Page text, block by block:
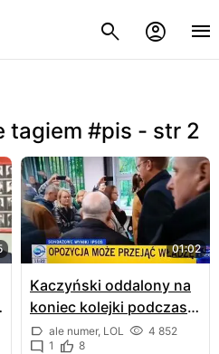
tagiem #pis - str 2
01:02
Kaczyński oddalony na
koniec kolejki podczas
głosowania
ale numer, LOL
4 852
1
8